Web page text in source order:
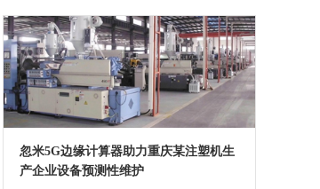
忽米5G边缘计算器助力重庆某注塑机生
产企业设备预测性维护